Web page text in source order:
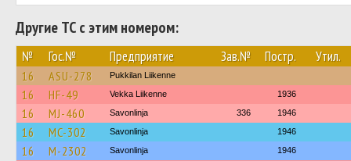
Другие ТС с этим номером:
№ Гос.№ Предприятие Зав.№ Постр. Утил.
16 ASU-278 Pukkilan Liikenne
16 HF-49 Vekka Liikenne 1936
16 MJ-460 Savonlinja 336 1946
16 MC-302 Savonlinja 1946
16 M-2302 Savonlinja 1946